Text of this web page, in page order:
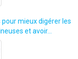
pour mieux digérer les
et avoir…